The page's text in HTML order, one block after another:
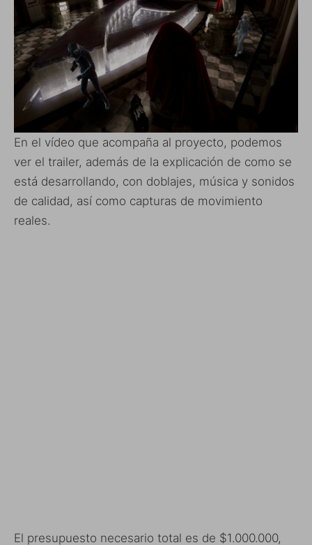
En el vídeo que acompaña al proyecto, podemos
ver el trailer, además de la explicación de como se
está desarrollando, con doblajes, música y sonidos
de calidad, así como capturas de movimiento
reales.
El presupuesto necesario total es de $1.000.000,